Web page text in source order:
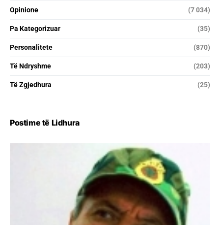
Opinione (7 034)
Pa Kategorizuar (35)
Personalitete (870)
Të Ndryshme (203)
Të Zgjedhura (25)
Postime të Lidhura